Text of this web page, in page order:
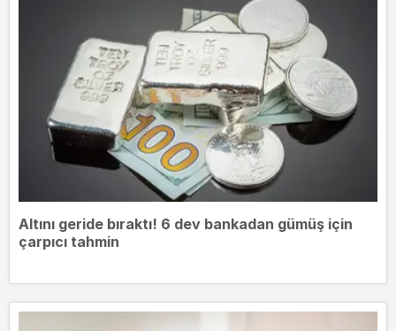
Altını geride bıraktı! 6 dev bankadan gümüş için
çarpıcı tahmin